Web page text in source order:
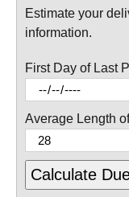
Estimate your
information.
First Day of Last
Average Length
Calculate